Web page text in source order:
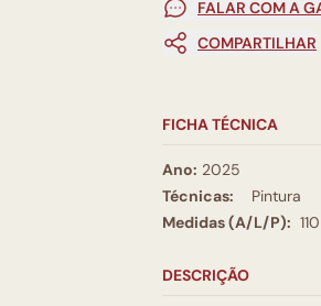
FALAR COM A
COMPARTILHAR
FICHA TÉCNICA
Ano: 2025
Técnicas:
Pintura
Medidas (A/L/P):
DESCRIÇÃO